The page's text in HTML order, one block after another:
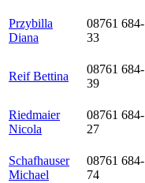
Przybilla
Diana
08761 684-
33
Reif Bettina
08761 684-
39
Riedmaier
Nicola
08761 684-
27
Schafhauser
Michael
08761 684-
74